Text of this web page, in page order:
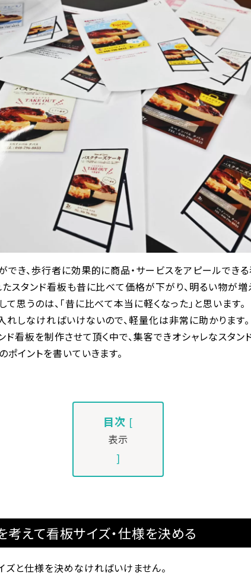
でき、歩行者に効果的に商品・サービスをアピールできる
スタンド看板も昔に比べて価格が下がり、明るい物が増
思うのは、「昔に比べて本当に軽くなった」と思います。
れしなければいけないので、軽量化は非常に助かります。
ド看板を制作させて頂く中で、集客できオシャレなスタ
イントを書いていきます。
目次 [
表示
]
えて看板サイズ・仕様を決める
ズと仕様を決めなければいけません。